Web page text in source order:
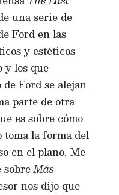
una serie de
Ford en las
y estéticos
y los que
Ford se alejan
parte de otra
es sobre cómo
la forma del
en el plano. Me
sobreMás
nos dijo que